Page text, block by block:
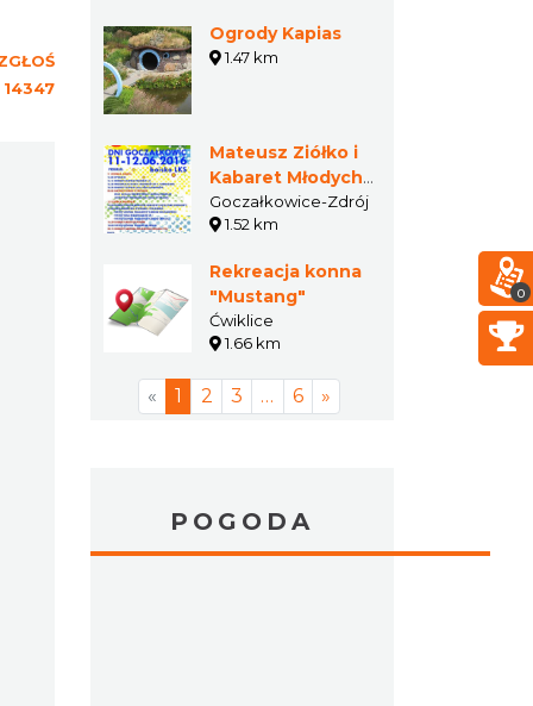
14347
Ogrody Kapias
1.47 km
Mateusz Ziółko i
Kabaret Młodych
Panów na XXI
Dniach
Goczałkowice-Zdrój
1.52 km
Rekreacja konna
"Mustang"
Ćwiklice
1.66 km
« 1 2 3 … 6 »
POGODA
0